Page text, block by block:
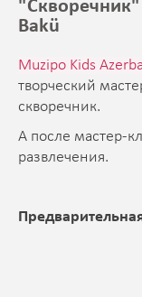
"Скворечник"
Bakü
Muzipo Kids
творческий
скворечник.
А после мастер-
развлечения.